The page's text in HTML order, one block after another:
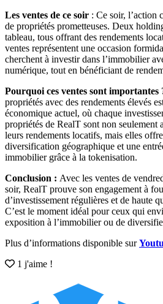
Les ventes de ce soir : Ce soir, l’action
de propriétés prometteuses. Deux
tableau, tous offrant des rendements
ventes représentent une occasion
cherchent à investir dans l’immobilier
numérique, tout en bénéficiant de
Pourquoi ces ventes sont importantes
propriétés avec des rendements élevés
économique actuel, où chaque
propriétés de RealT sont non seulement
leurs rendements locatifs, mais elles
diversification géographique et une
immobilier grâce à la tokenisation.
Conclusion : Avec les ventes de
soir, RealT prouve son engagement à
d’investissement régulières et de haute
C’est le moment idéal pour ceux qui
exposition à l’immobilier ou de
Plus d’informations disponible sur
1 j'aime !